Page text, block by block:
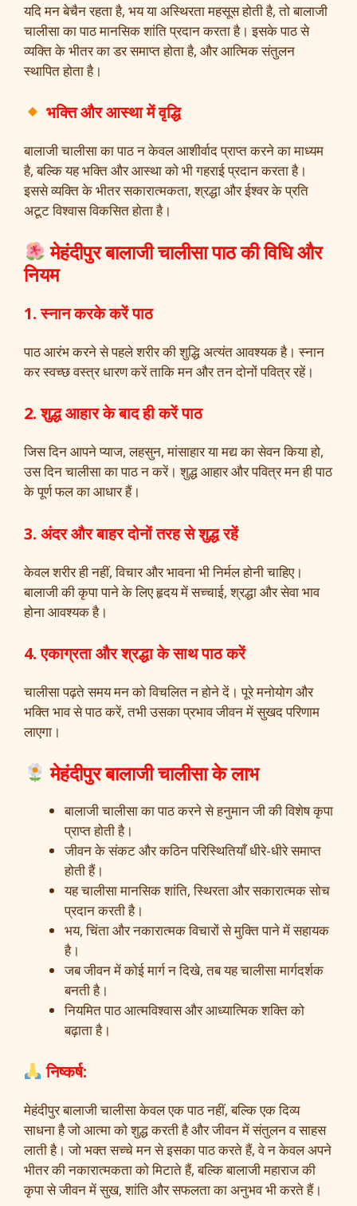
यदि मन बेचैन रहता है, भय या अस्थिरता महसूस होती है, तो बालाजी
चालीसा का पाठ मानसिक शांति प्रदान करता है। इसके पाठ से
व्यक्ति के भीतर का डर समाप्त होता है, और आत्मिक संतुलन
स्थापित होता है।
भक्ति और आस्था में वृद्धि
बालाजी चालीसा का पाठ न केवल आशीर्वाद प्राप्त करने का माध्यम
है, बल्कि यह भक्ति और आस्था को भी गहराई प्रदान करता है।
इससे व्यक्ति के भीतर सकारात्मकता, श्रद्धा और ईश्वर के प्रति
अटूट विश्वास विकसित होता है।
मेहंदीपुर बालाजी चालीसा पाठ की विधि और
नियम
1. स्नान करके करें पाठ
पाठ आरंभ करने से पहले शरीर की शुद्धि अत्यंत आवश्यक है। स्नान
कर स्वच्छ वस्त्र धारण करें ताकि मन और तन दोनों पवित्र रहें।
2. शुद्ध आहार के बाद ही करें पाठ
जिस दिन आपने प्याज, लहसुन, मांसाहार या मद्य का सेवन किया हो,
उस दिन चालीसा का पाठ न करें। शुद्ध आहार और पवित्र मन ही पाठ
के पूर्ण फल का आधार हैं।
3. अंदर और बाहर दोनों तरह से शुद्ध रहें
केवल शरीर ही नहीं, विचार और भावना भी निर्मल होनी चाहिए।
बालाजी की कृपा पाने के लिए हृदय में सच्चाई, श्रद्धा और सेवा भाव
होना आवश्यक है।
4. एकाग्रता और श्रद्धा के साथ पाठ करें
चालीसा पढ़ते समय मन को विचलित न होने दें। पूरे मनोयोग और
भक्ति भाव से पाठ करें, तभी उसका प्रभाव जीवन में सुखद परिणाम
लाएगा।
मेहंदीपुर बालाजी चालीसा के लाभ
बालाजी चालीसा का पाठ करने से हनुमान जी की विशेष कृपा
प्राप्त होती है।
जीवन के संकट और कठिन परिस्थितियाँ धीरे-धीरे समाप्त
होती हैं।
यह चालीसा मानसिक शांति, स्थिरता और सकारात्मक सोच
प्रदान करती है।
भय, चिंता और नकारात्मक विचारों से मुक्ति पाने में सहायक
है।
जब जीवन में कोई मार्ग न दिखे, तब यह चालीसा मार्गदर्शक
बनती है।
नियमित पाठ आत्मविश्वास और आध्यात्मिक शक्ति को
बढ़ाता है।
निष्कर्ष:
मेहंदीपुर बालाजी चालीसा केवल एक पाठ नहीं, बल्कि एक दिव्य
साधना है जो आत्मा को शुद्ध करती है और जीवन में संतुलन व साहस
लाती है। जो भक्त सच्चे मन से इसका पाठ करते हैं, वे न केवल अपने
भीतर की नकारात्मकता को मिटाते हैं, बल्कि बालाजी महाराज की
कृपा से जीवन में सुख, शांति और सफलता का अनुभव भी करते हैं।